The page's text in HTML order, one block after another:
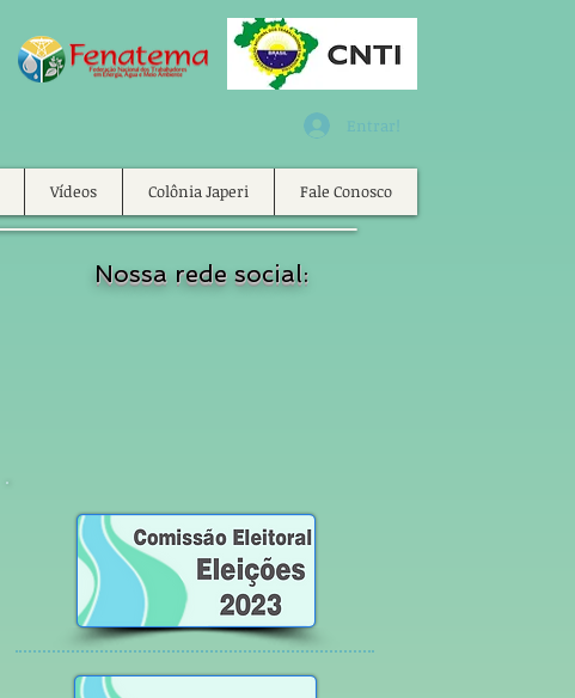
Entrar!
Vídeos Colônia Japeri Fale Conosco
Nossa rede social: